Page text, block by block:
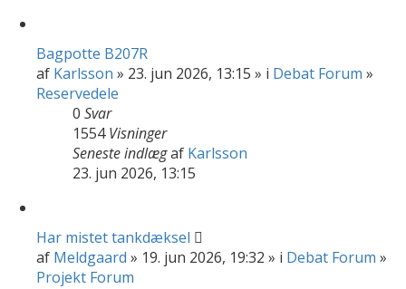
Bagpotte B207R
af Karlsson » 23. jun 2026, 13:15 » i Debat Forum »
Reservedele
0 Svar
1554Visninger
Seneste indlægaf Karlsson
23. jun 2026, 13:15
Har mistet tankdæksel
af Meldgaard » 19. jun 2026, 19:32 » i Debat Forum »
Projekt Forum